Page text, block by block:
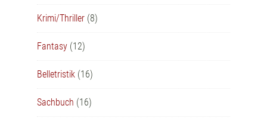
Krimi/Thriller (8)
Fantasy (12)
Belletristik (16)
Sachbuch (16)